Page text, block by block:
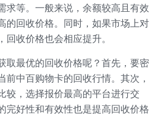
求等。一般来说，余额较高且有效
的回收价格。同时，如果市场上对
收价格也会相应提升。
取最优的回收价格呢？首先，要密
前中百购物卡的回收行情。其次，
较，选择报价最高的平台进行交
完好性和有效性也是提高回收价格